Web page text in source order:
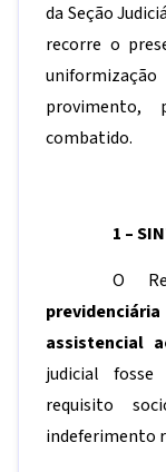
da Seção
recorre o
combatido.
1 –
O
assistencial
judicial
requisito
indeferimento